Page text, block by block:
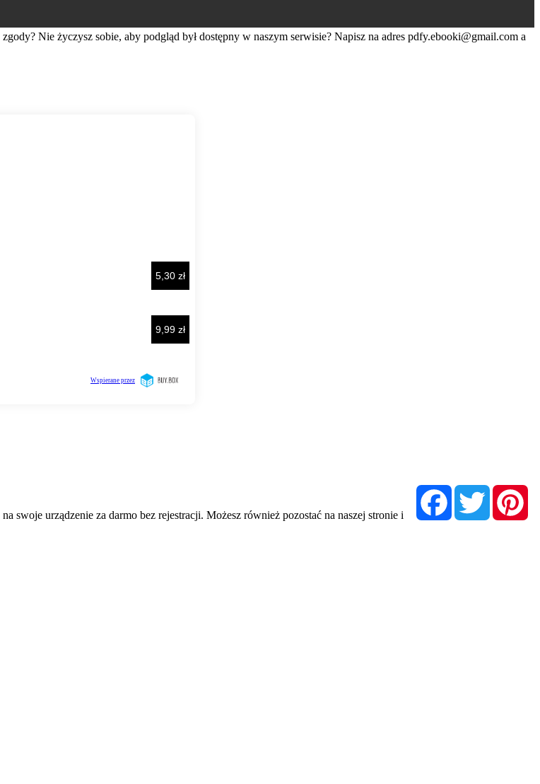
Nie życzysz sobie, aby podgląd był dostępny w naszym serwisie? Napisz na adres pdfy.ebooki@gmail.com a
FacebookTwitter
swoje urządzenie za darmo bez rejestracji. Możesz również pozostać na naszej stronie i